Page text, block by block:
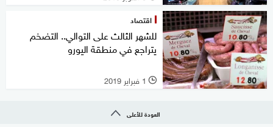
اقتصاد
للشهر الثالث على التوالي.. التضخم
يتراجع في منطقة اليورو
l 1 فبراير 2019
العودة للأعلى